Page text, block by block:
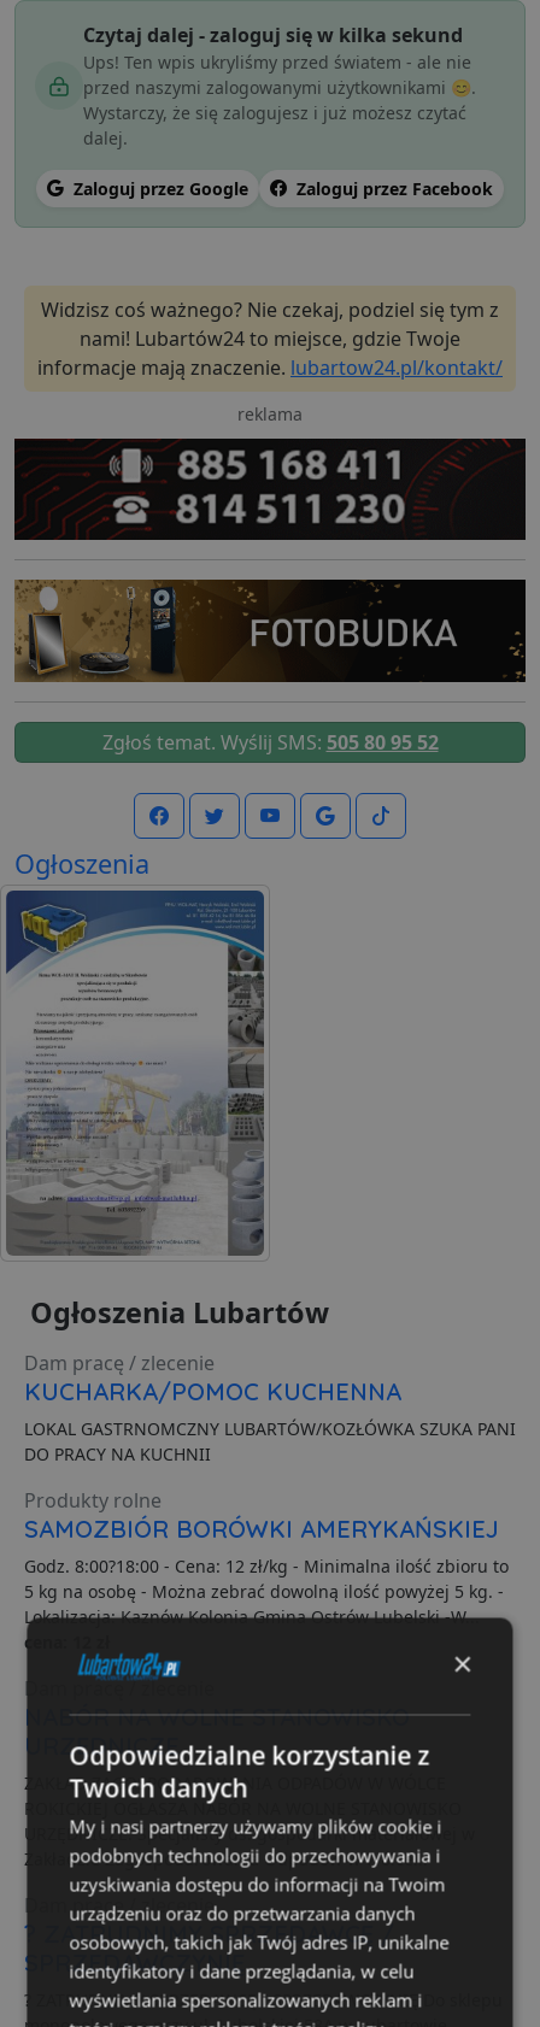
Czytaj dalej - zaloguj się w kilka sekund
Ups! Ten wpis ukryliśmy przed światem - ale nie
przed naszymi zalogowanymi użytkownikami 😊.
Wystarczy, że się zalogujesz i już możesz czytać
dalej.
Zaloguj przez Google Zaloguj przez Facebook
Widzisz coś ważnego? Nie czekaj, podziel się tym z
nami! Lubartów24 to miejsce, gdzie Twoje
informacje mają znaczenie. lubartow24.pl/kontakt/
reklama
Zgłoś temat. Wyślij SMS: 505 80 95 52
Ogłoszenia
Ogłoszenia Lubartów
Dam pracę / zlecenie
KUCHARKA/POMOC KUCHENNA
LOKAL GASTRNOMCZNY LUBARTÓW/KOZŁÓWKA SZUKA PANI
DO PRACY NA KUCHNII
Produkty rolne
SAMOZBIÓR BORÓWKI AMERYKAŃSKIEJ
Godz. 8:00?18:00 - Cena: 12 zł/kg - Minimalna ilość zbioru to
5 kg na osobę - Można zebrać dowolną ilość powyżej 5 kg. -
Lokalizacja: Kaznów Kolonia Gmina Ostrów Lubelski -W...
cena: 12 zł
Dam pracę / zlecenie
NABÓR NA WOLNE STANOWISKO
URZĘDNICZE
ZAKŁAD ZAGOSPODAROWANIA ODPADÓW W WÓLCE
ROKICKIEJ OGŁASZA NABÓR NA WOLNE STANOWISKO
URZĘDNICZE: Specjalisty ds. gospodarki materiałowej w
Zakładzie Zagospodarowania Odpadów w Wólce...
Dam pracę / zlecenie
? ZATRUDNIMY SPRZEDAWCĘ /
SPRZEDAWCZYNIĘ
? ZATRUDNIMY SPRZEDAWCĘ / SPRZEDAWCZYNIĘ Do sklepu
×
Odpowiedzialne korzystanie z
Twoich danych
My i nasi partnerzy używamy plików cookie i
podobnych technologii do przechowywania i
uzyskiwania dostępu do informacji na Twoim
urządzeniu oraz do przetwarzania danych
osobowych, takich jak Twój adres IP, unikalne
identyfikatory i dane przeglądania, w celu
wyświetlania spersonalizowanych reklam i